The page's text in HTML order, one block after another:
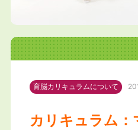
育脳カリキュラムについて
カリキュラム：